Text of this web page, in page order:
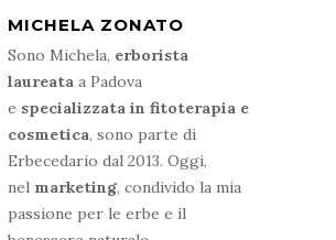
MICHELA ZONATO
Sono Michela, erborista
laureata a Padova
e specializzata in fitoterapia e
cosmetica, sono parte di
Erbecedario dal 2013. Oggi,
nel marketing, condivido la mia
passione per le erbe e il